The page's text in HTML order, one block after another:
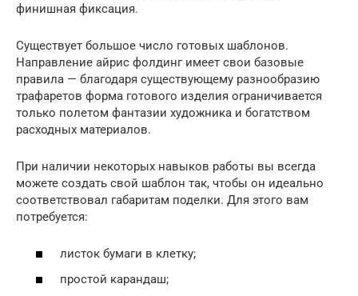
финишная фиксация.
Существует большое число готовых шаблонов.
Направление айрис фолдинг имеет свои базовые
правила — благодаря существующему разнообразию
трафаретов форма готового изделия ограничивается
только полетом фантазии художника и богатством
расходных материалов.
При наличии некоторых навыков работы вы всегда
можете создать свой шаблон так, чтобы он идеально
соответствовал габаритам поделки. Для этого вам
потребуется:
листок бумаги в клетку;
простой карандаш;